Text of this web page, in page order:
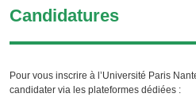
Candidatures
Pour vous inscrire à l’Université Paris
candidater via les plateformes dédiées :